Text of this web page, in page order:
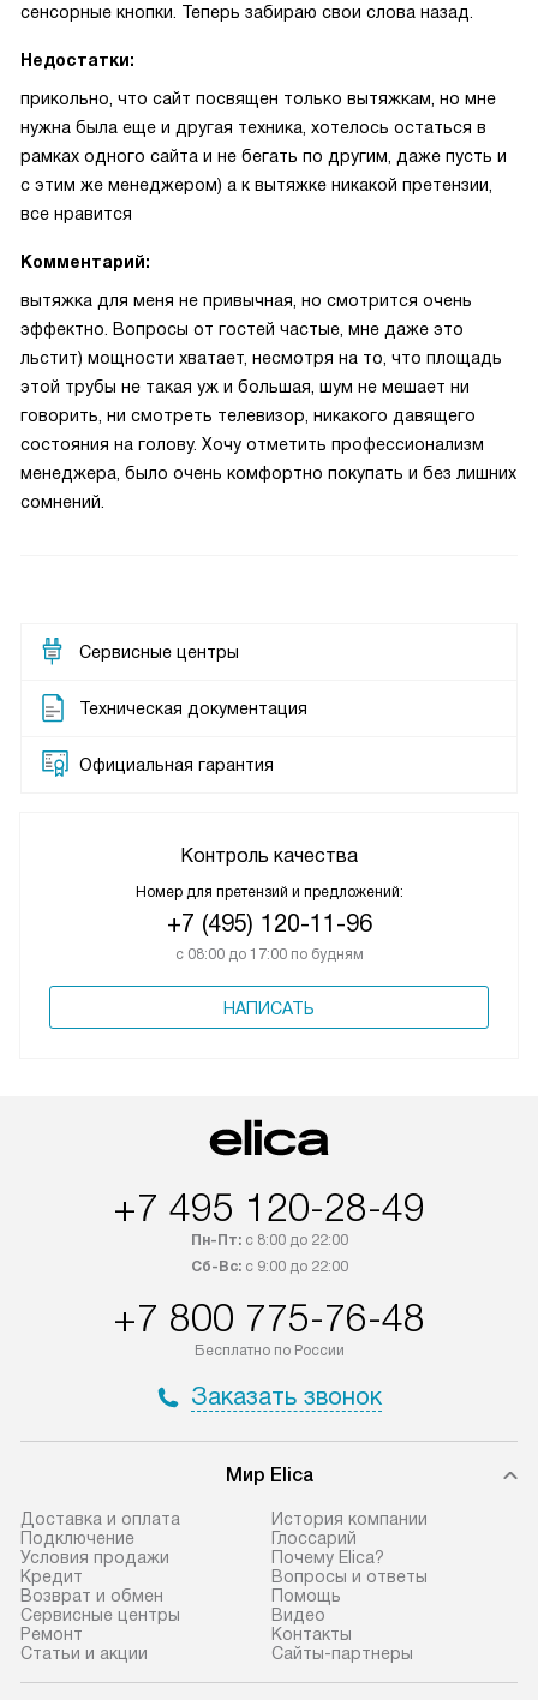
сенсорные кнопки. Теперь забираю свои слова назад.
Недостатки:
прикольно, что сайт посвящен только вытяжкам, но мне
нужна была еще и другая техника, хотелось остаться в
рамках одного сайта и не бегать по другим, даже пусть и
с этим же менеджером) а к вытяжке никакой претензии,
все нравится
Комментарий:
вытяжка для меня не привычная, но смотрится очень
эффектно. Вопросы от гостей частые, мне даже это
льстит) мощности хватает, несмотря на то, что площадь
этой трубы не такая уж и большая, шум не мешает ни
говорить, ни смотреть телевизор, никакого давящего
состояния на голову. Хочу отметить профессионализм
менеджера, было очень комфортно покупать и без лишних
сомнений.
Сервисные центры
Техническая документация
Официальная гарантия
Контроль качества
Номер для претензий и предложений:
+7 (495) 120-11-96
с 08:00 до 17:00 по будням
НАПИСАТЬ
+7 495 120-28-49
Пн-Пт:с 8:00 до 22:00
Сб-Вс:с 9:00 до 22:00
+7 800 775-76-48
Бесплатно по России
Заказать звонок
Мир Elica
Доставка и оплата
Подключение
Условия продажи
Кредит
Возврат и обмен
Сервисные центры
Ремонт
Статьи и акции
История компании
Глоссарий
Почему Elica?
Вопросы и ответы
Помощь
Видео
Контакты
Сайты-партнеры